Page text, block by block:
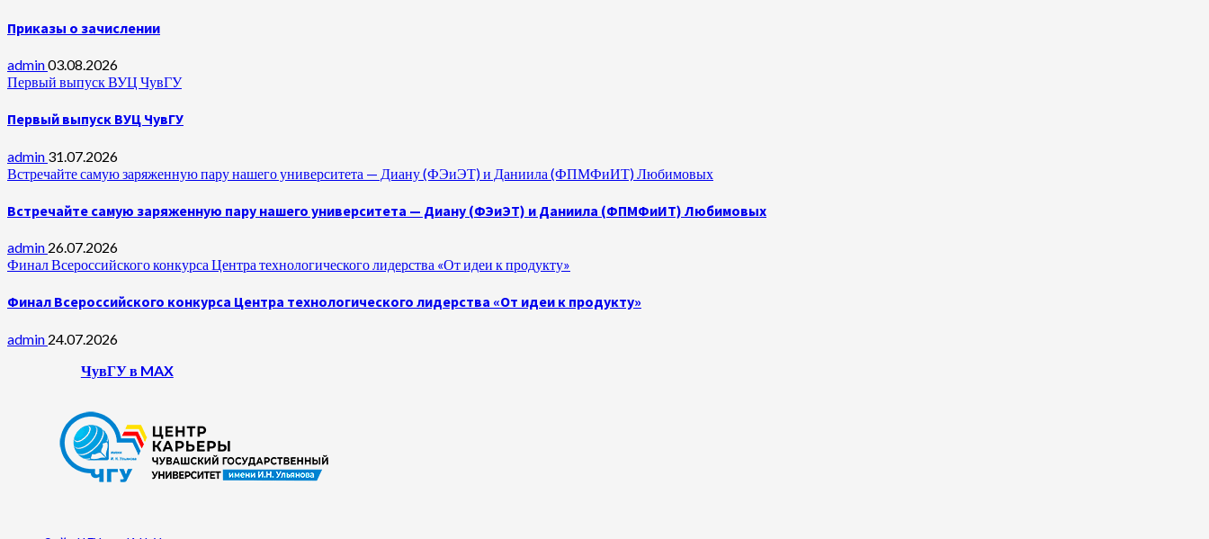
Приказы о зачислении
admin03.08.2026
Первый выпуск ВУЦ ЧувГУ
Первый выпуск ВУЦ ЧувГУ
admin 31.07.2026
Встречайте самую заряженную пару нашего университета — Диану (ФЭиЭТ) и Даниила (ФПМФиИТ) Любимовых
Встречайте самую заряженную пару нашего университета — Диану (ФЭиЭТ) и Даниила (ФПМФиИТ) Любимовых
admin 26.07.2026
Финал Всероссийского конкурса Центра технологического лидерства «От идеи к продукту»
Финал Всероссийского конкурса Центра технологического лидерства «От идеи к продукту»
admin 24.07.2026
ЧувГУ в MAX